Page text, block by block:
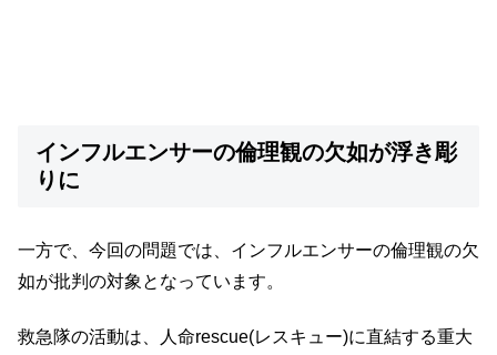
インフルエンサーの倫理観の欠如が浮き彫
りに
一方で、今回の問題では、インフルエンサーの倫理観の欠
如が批判の対象となっています。
救急隊の活動は、人命rescue(レスキュー)に直結する重大